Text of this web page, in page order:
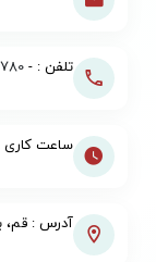
تلفن : -
ساعت کاری :
آدرس : قم،